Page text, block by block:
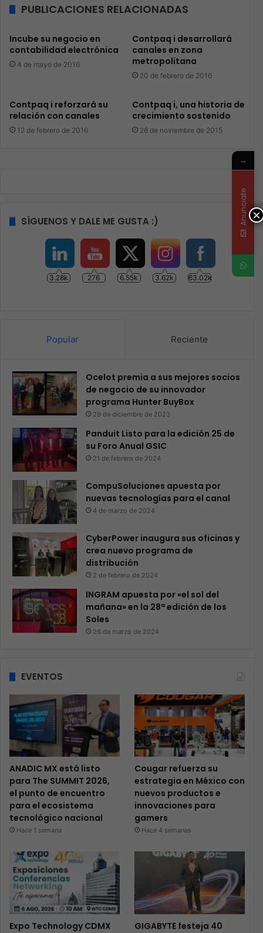
PUBLICACIONES RELACIONADAS
Incube su negocio en
contabilidad electrónica
4 de mayo de 2016
Contpaq i desarrollará
canales en zona
metropolitana
20 de febrero de 2016
Contpaq i reforzará su
relación con canales
12 de febrero de 2016
Contpaq i, una historia de
crecimiento sostenido
26 de noviembre de 2015
SÍGUENOS Y DALE ME GUSTA :)
3.28k 276 6.55k 3.62k 63.02k
Popular Reciente
Ocelot premia a sus mejores socios
de negocio de su innovador
programa Hunter BuyBox
29 de diciembre de 2023
Panduit Listo para la edición 25 de
su Foro Anual GSIC
21 de febrero de 2024
CompuSoluciones apuesta por
nuevas tecnologías para el canal
4 de marzo de 2024
CyberPower inaugura sus oficinas y
crea nuevo programa de
distribución
2 de febrero de 2024
INGRAM apuesta por «el sol del
mañana» en la 28ª edición de los
Soles
26 de marzo de 2024
EVENTOS
ANADIC MX está listo
para The SUMMIT 2026,
el punto de encuentro
para el ecosistema
tecnológico nacional
Hace 1 semana
Cougar refuerza su
estrategia en México con
nuevos productos e
innovaciones para
gamers
Hace 4 semanas
Expo Technology CDMX
GIGABYTE festeja 40
×
→
Anunciate